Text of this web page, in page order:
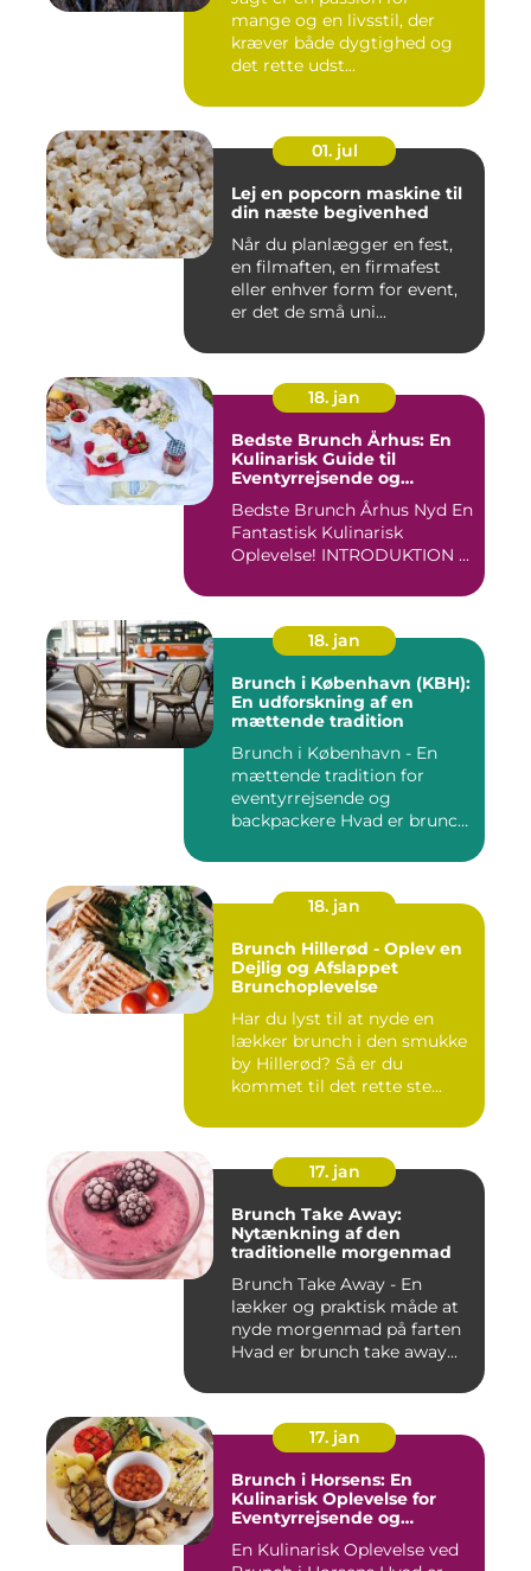
mange og en livsstil, der
kræver både dygtighed og
det rette udst...
01. jul
Lej en popcorn maskine til
din næste begivenhed
Når du planlægger en fest,
en filmaften, en firmafest
eller enhver form for event,
er det de små uni...
18. jan
Bedste Brunch Århus: En
Kulinarisk Guide til
Eventyrrejsende og
Bedste Brunch Århus Nyd En
Fantastisk Kulinarisk
Oplevelse! INTRODUKTION ...
18. jan
Brunch i København (KBH):
En udforskning af en
mættende tradition
Brunch i København - En
mættende tradition for
eventyrrejsende og
backpackere Hvad er brunch
18. jan
Brunch Hillerød - Oplev en
Dejlig og Afslappet
Brunchoplevelse
Har du lyst til at nyde en
lækker brunch i den smukke
by Hillerød? Så er du
kommet til det rette ste...
17. jan
Brunch Take Away:
Nytænkning af den
traditionelle morgenmad
Brunch Take Away - En
lækker og praktisk måde at
nyde morgenmad på farten
Hvad er brunch take away...
17. jan
Brunch i Horsens: En
Kulinarisk Oplevelse for
Eventyrrejsende og
En Kulinarisk Oplevelse ved